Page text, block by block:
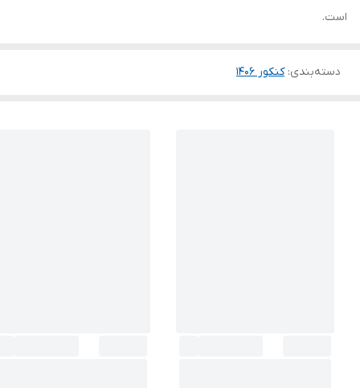
است.
دسته‌بندی:کنکور 140۶